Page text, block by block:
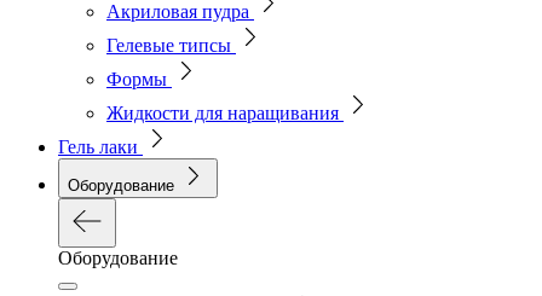
Акриловая пудра
Гелевые типсы
Формы
Жидкости для наращивания
Гель лаки
Оборудование
Оборудование